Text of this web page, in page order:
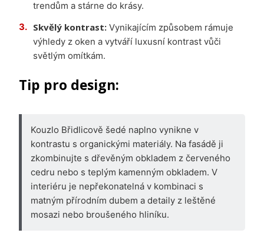
trendům a stárne do krásy.
Skvělý kontrast: Vynikajícím způsobem rámuje
výhledy z oken a vytváří luxusní kontrast vůči
světlým omítkám.
Tip pro design:
Kouzlo Břidlicově šedé naplno vynikne v
kontrastu s organickými materiály. Na fasádě ji
zkombinujte s dřevěným obkladem z červeného
cedru nebo s teplým kamenným obkladem. V
interiéru je nepřekonatelná v kombinaci s
matným přírodním dubem a detaily z leštěné
mosazi nebo broušeného hliníku.